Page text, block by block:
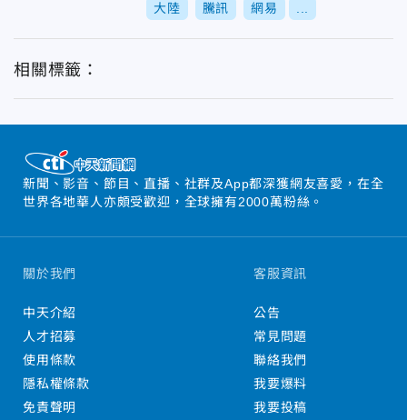
大陸 騰訊 網易
相關標籤：
新聞、影音、節目、直播、社群及App都深獲網友喜愛，在全
世界各地華人亦頗受歡迎，全球擁有2000萬粉絲。
關於我們
中天介紹
人才招募
使用條款
隱私權條款
免責聲明
客服資訊
公告
常見問題
聯絡我們
我要爆料
我要投稿